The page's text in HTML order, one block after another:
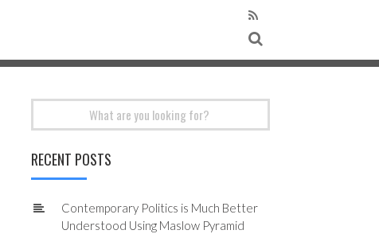
RECENT POSTS
Contemporary Politics is Much Better
Understood Using Maslow Pyramid